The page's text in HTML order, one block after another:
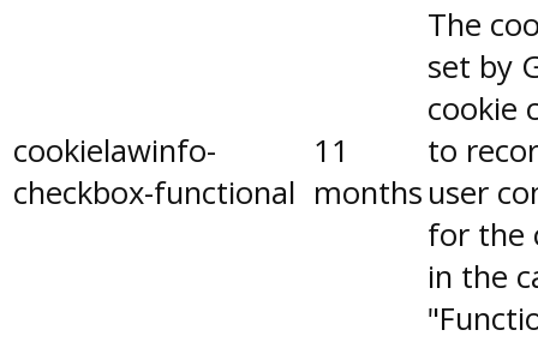
cookielawinfo-
checkbox-functional
11
months
The
set by
cookie
to
user
for the
in the